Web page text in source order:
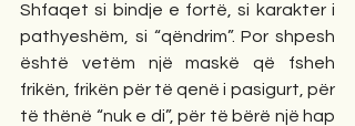
Shfaqet si bindje e fortë, si karakter i
pathyeshëm, si “qëndrim”. Por shpesh
është vetëm një maskë që fsheh
frikën, frikën për të qenë i pasigurt, për
të thënë “nuk e di”, për të bërë një hap